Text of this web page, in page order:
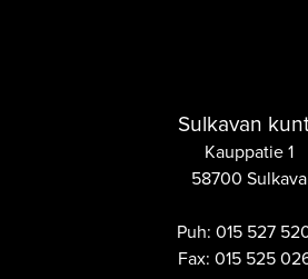
Sulkavan
Kauppatie 1
58700 Sulkava
Puh: 015 527
Fax: 015 525